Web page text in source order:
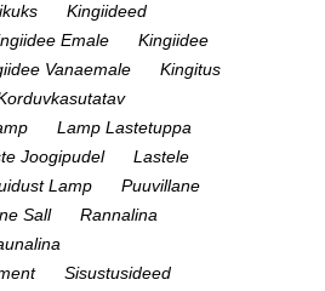
Kingiideed
Emale
Kingiidee
Vanaemale
Kingitus
Lamp Lastetuppa
Joogipudel
Lastele
Lamp
Puuvillane
Sall
Rannalina
Sisustusideed